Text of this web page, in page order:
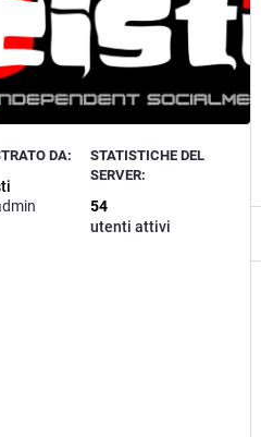
DA:
STATISTICHE DEL
SERVER:
54
utenti attivi